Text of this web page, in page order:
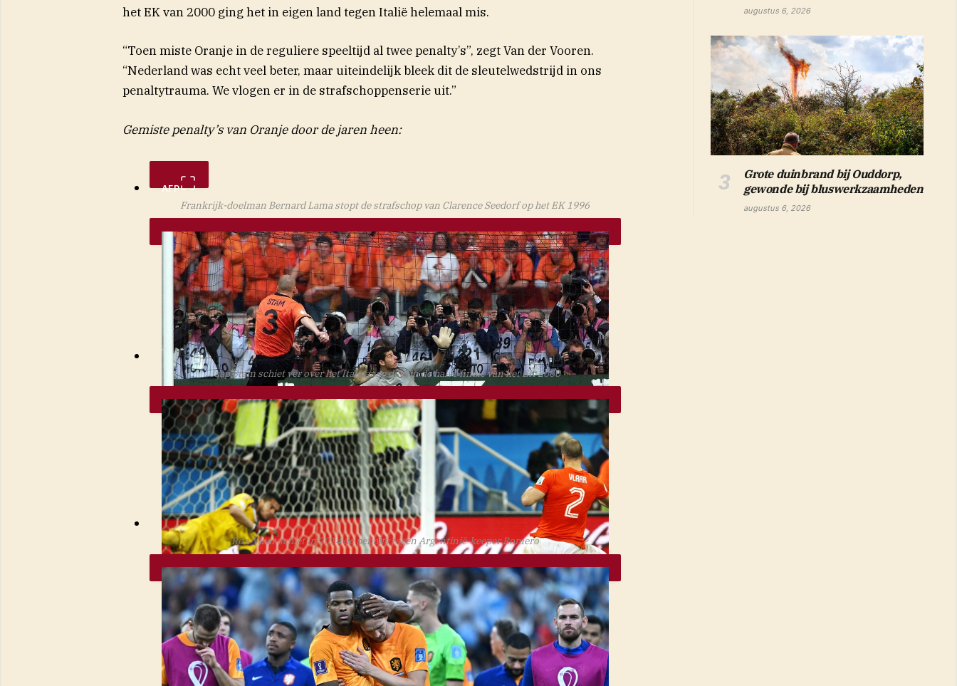
het EK van 2000 ging het in eigen land tegen Italië helemaal mis.
“Toen miste Oranje in de reguliere speeltijd al twee penalty’s”, zegt Van der Vooren.
“Nederland was echt veel beter, maar uiteindelijk bleek dit de sleutelwedstrijd in ons
penaltytrauma. We vlogen er in de strafschoppenserie uit.”
Gemiste penalty’s van Oranje door de jaren heen:
AFP
Frankrijk-doelman Bernard Lama stopt de strafschop van Clarence Seedorf op het EK 1996
PRESSE SPORTS
Jaap Stam schiet ver over het Italiaanse doel in de halve finale van het EK 2000
PIM RAS/HOLLANDSE HOOGTE
Ron Vlaar schiet in 2014 de penalty tegen Argentinië-keeper Romero
augustus 6, 2026
Grote duinbrand bij Ouddorp,
gewonde bij bluswerkzaamheden
augustus 6, 2026